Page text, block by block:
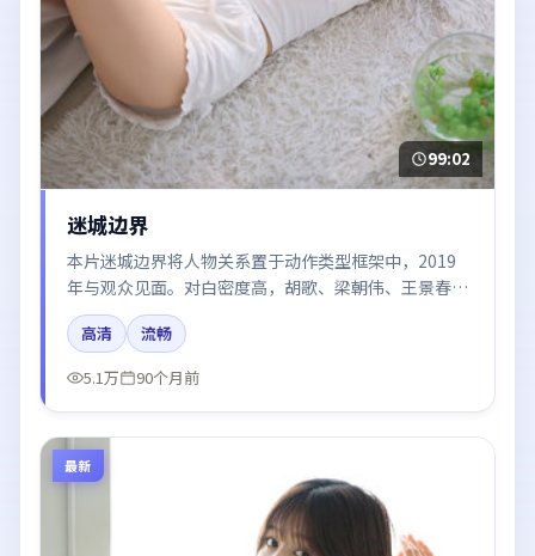
99:02
迷城边界
本片迷城边界将人物关系置于动作类型框架中，2019
年与观众见面。对白密度高，胡歌、梁朝伟、王景春、
河正宇的台词节奏值得关注；整体气质偏法国都市与冷
色调摄影。
高清
流畅
5.1万
90个月前
最新